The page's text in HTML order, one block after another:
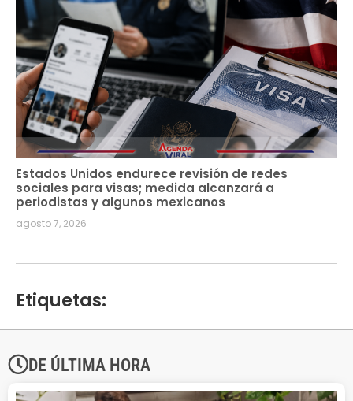
Estados Unidos endurece revisión de redes
sociales para visas; medida alcanzará a
periodistas y algunos mexicanos
agosto 7, 2026
Etiquetas:
DE ÚLTIMA HORA